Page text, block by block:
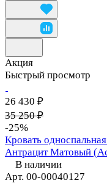
Акция
Быстрый просмотр
26 430 ₽
35 250 ₽
-25%
Кровать
Антрацит Матовый
В наличии
Арт. 00-00040127